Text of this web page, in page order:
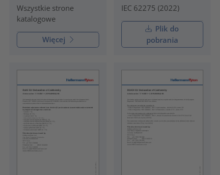
Wszystkie strone
katalogowe
Więcej
IEC 62275 (2022)
Plik do
pobrania